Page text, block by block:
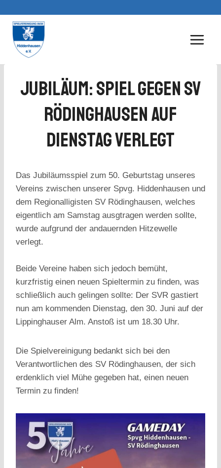
Inhalt
springen
Jubiläum: Spiel Gegen SV
Rödinghausen Auf
Dienstag Verlegt
Das Jubiläumsspiel zum 50. Geburtstag unseres
Vereins zwischen unserer Spvg. Hiddenhausen und
dem Regionalligisten SV Rödinghausen, welches
eigentlich am Samstag ausgtragen werden sollte,
wurde aufgrund der andauernden Hitzewelle
verlegt.
Beide Vereine haben sich jedoch bemüht,
kurzfristig einen neuen Spieltermin zu finden, was
schließlich auch gelingen sollte: Der SVR gastiert
nun am kommenden Dienstag, den 30. Juni auf der
Lippinghauser Alm. Anstoß ist um 18.30 Uhr.
Die Spielvereinigung bedankt sich bei den
Verantwortlichen des SV Rödinghausen, der sich
erdenklich viel Mühe gegeben hat, einen neuen
Termin zu finden!